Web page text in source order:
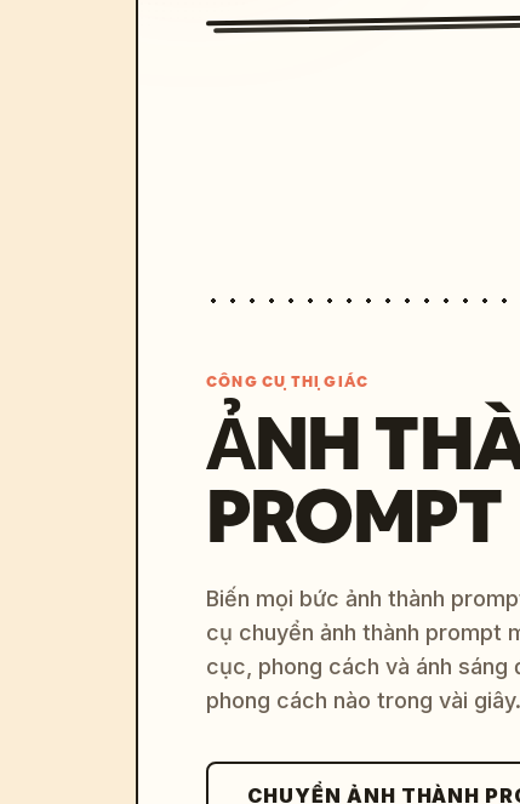
CÔNG CỤ THỊ GIÁC
ẢNH
PROMPT
Biến mọi bức ảnh thành
cụ chuyển ảnh thành prompt
cục, phong cách và ánh sáng
phong cách nào trong vài giây.
CHUYỂN ẢNH THÀNH